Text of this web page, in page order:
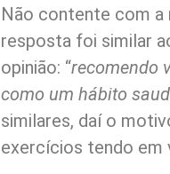
Não contente com a
resposta foi similar
opinião: “recomendo
como um hábito
similares, daí o
exercícios tendo em